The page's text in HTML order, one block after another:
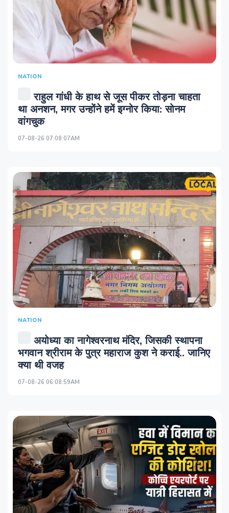
NATION
राहुल गांधी के हाथ से जूस पीकर तोड़ना चाहता
था अनशन, मगर उन्होंने हमें इग्नोर किया: सोनम
वांगचुक
07-08-26 07:08:07AM
NATION
अयोध्या का नागेश्वरनाथ मंदिर, जिसकी स्थापना
भगवान श्रीराम के पुत्र महाराज कुश ने कराई.. जानिए
क्या थी वजह
07-08-26 06:08:59AM